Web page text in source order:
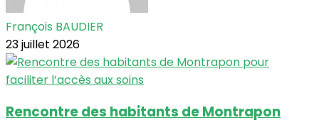
François BAUDIER
23 juillet 2026
Rencontre des habitants de Montrapon